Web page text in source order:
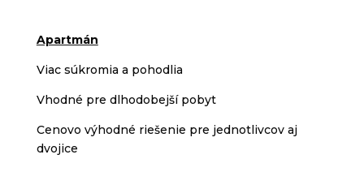
Apartmán
Viac súkromia a pohodlia
Vhodné pre dlhodobejší pobyt
Cenovo výhodné riešenie pre jednotlivcov aj
dvojice